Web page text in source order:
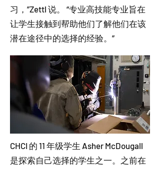
习，”Zettl 说。 “专业高技能专业旨在
让学生接触到帮助他们了解他们在该
潜在途径中的选择的经验。”
CHCI 的 11 年级学生 Asher McDougall
是探索自己选择的学生之一。之前在